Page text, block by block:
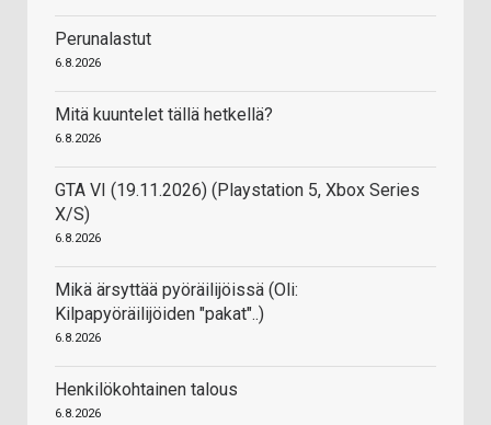
Perunalastut
6.8.2026
Mitä kuuntelet tällä hetkellä?
6.8.2026
GTA VI (19.11.2026) (Playstation 5, Xbox Series
X/S)
6.8.2026
Mikä ärsyttää pyöräilijöissä (Oli:
Kilpapyöräilijöiden "pakat"..)
6.8.2026
Henkilökohtainen talous
6.8.2026